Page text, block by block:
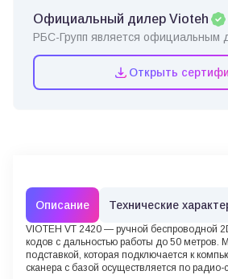
Официальный дилер Vioteh
РБС-Групп является официальным
Открыть
Описание Технические
VIOTEH VT 2420 — ручной беспроводной
кодов с дальностью работы до 50 метров.
подставкой, которая подключается к
сканера с базой осуществляется по радио-